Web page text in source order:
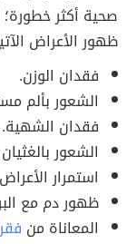
صحية أكثر
ظهور الأعراض
فقدان الوزن.
الشعور بألم
فقدان الشهية.
الشعور
استمرار
ظهور دم مع
المعاناة من